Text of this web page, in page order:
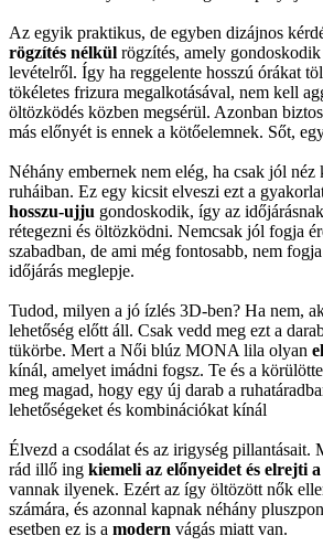
Az egyik praktikus, de egyben dizájnos
rögzítés nélkül rögzítés, amely
levételről. Így ha reggelente hosszú órákat
tökéletes frizura megalkotásával, nem kell
öltözködés közben megsérül. Azonban
más előnyét is ennek a kötőelemnek. Sőt,
Néhány embernek nem elég, ha csak jól néz
ruháiban. Ez egy kicsit elveszi ezt a
hosszu-ujju gondoskodik, így az
rétegezni és öltözködni. Nemcsak jól fogja
szabadban, de ami még fontosabb, nem
időjárás meglepje.
Tudod, milyen a jó ízlés 3D-ben? Ha nem,
lehetőség előtt áll. Csak vedd meg ezt a
tükörbe. Mert a Női blúz MONA lila olyan
kínál, amelyet imádni fogsz. Te és a
meg magad, hogy egy új darab a
lehetőségeket és kombinációkat kínál
Élvezd a csodálat és az irigység pillantásait.
rád illő ing kiemeli az előnyeidet és elrejti
vannak ilyenek. Ezért az így öltözött nők
számára, és azonnal kapnak néhány
esetben ez is a modern vágás miatt van.